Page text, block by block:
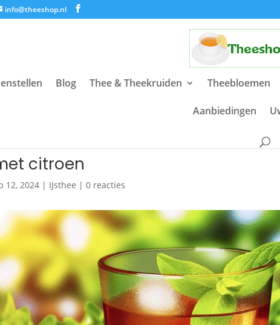
info@theeshop.nl
Blog Thee & Theekruiden Theebloemen
Aanbiedingen
citroen
12, 2024 | IJsthee |0 reacties